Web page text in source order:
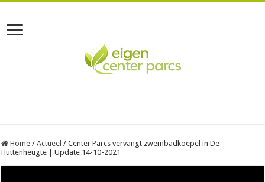
Home / Actueel / Center Parcs vervangt zwembadkoepel in De
Huttenheugte | Update 14-10-2021